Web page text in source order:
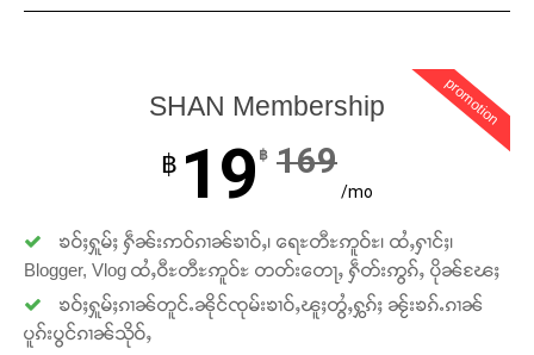
promotion
SHAN Membership
฿ 19 ฿ 169
/mo
ၶဝ်ႈႁူမ်ႈ ႁဵၼ်းဢဝ်ၵၢၼ်ၶၢဝ်ႇ၊ ရေႊတီႊဢူဝ်ႊ၊ ထႆႇႁၢင်ႈ၊
Blogger, Vlog ထႆႇဝီႊတီႊဢူဝ်ႊ တတ်းတေႃႇ ႁဵတ်းဢွၵ်ႇ ပိုၼ်ၽႄႈ
ၶဝ်ႈႁူမ်ႈၵၢၼ်တူင်ႉၼိုင်ၸုမ်းၶၢဝ်ႇၽူႈတွႆႇႁွၵ်ႈ ၼႂ်းၶၵ်ႉၵၢၼ်
ပူၵ်းပွင်ၵၢၼ်သိုဝ်ႇ